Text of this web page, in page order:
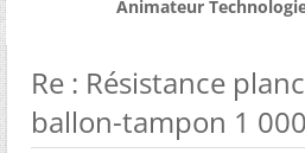
Animateur
Re : Résistance
ballon-tampon 1